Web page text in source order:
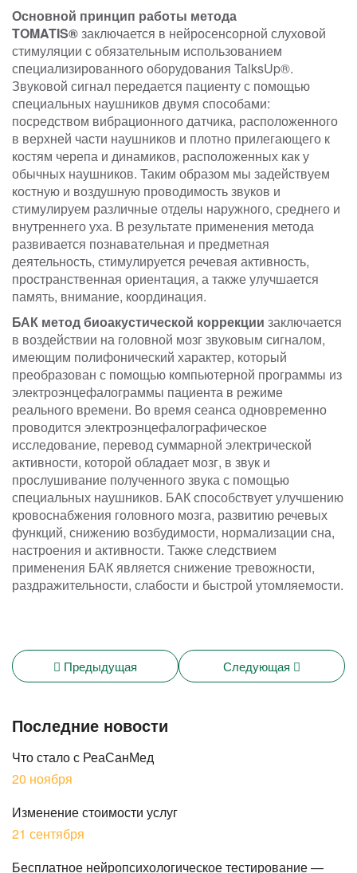
Основной принцип работы метода
TOMATIS®заключается в нейросенсорной слуховой
стимуляции с обязательным использованием
специализированного оборудования TalksUp®.
Звуковой сигнал передается пациенту с помощью
специальных наушников двумя способами:
посредством вибрационного датчика, расположенного
в верхней части наушников и плотно прилегающего к
костям черепа и динамиков, расположенных как у
обычных наушников. Таким образом мы задействуем
костную и воздушную проводимость звуков и
стимулируем различные отделы наружного, среднего и
внутреннего уха. В результате применения метода
развивается познавательная и предметная
деятельность, стимулируется речевая активность,
пространственная ориентация, а также улучшается
память, внимание, координация.
БАК метод биоакустической коррекции заключается
в воздействии на головной мозг звуковым сигналом,
имеющим полифонический характер, который
преобразован с помощью компьютерной программы из
электроэнцефалограммы пациента в режиме
реального времени. Во время сеанса одновременно
проводится электроэнцефалографическое
исследование, перевод суммарной электрической
активности, которой обладает мозг, в звук и
прослушивание полученного звука с помощью
специальных наушников. БАК способствует улучшению
кровоснабжения головного мозга, развитию речевых
функций, снижению возбудимости, нормализации сна,
настроения и активности. Также следствием
применения БАК является снижение тревожности,
раздражительности, слабости и быстрой утомляемости.
Предыдущая Следующая
Последние новости
Что стало с РеаСанМед
20 ноября
Изменение стоимости услуг
21 сентября
Бесплатное нейропсихологическое тестирование —